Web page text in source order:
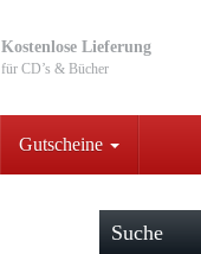
Kostenlose Lieferung
für CD’s & Bücher
Gutscheine
Suche